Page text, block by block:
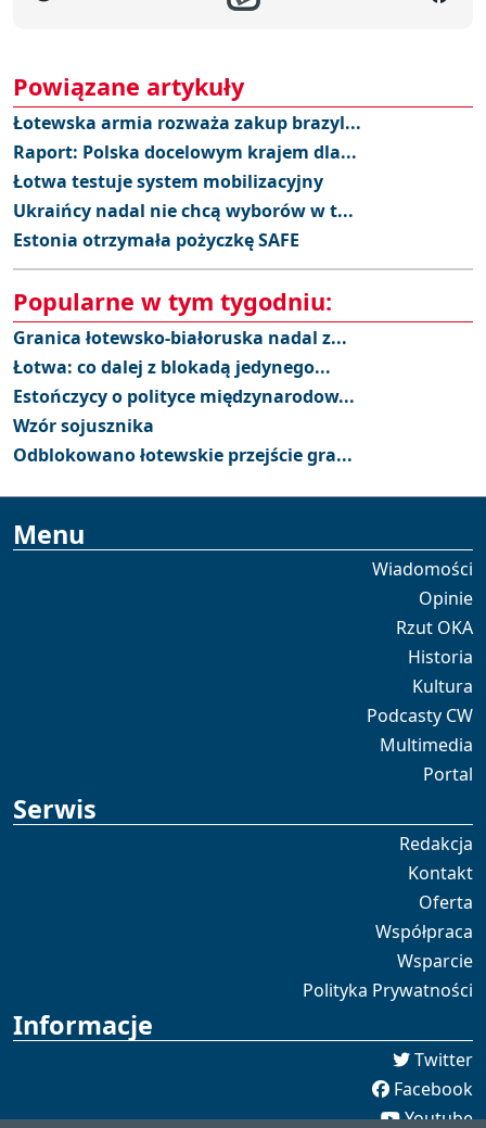
Powiązane artykuły
Łotewska armia rozważa zakup brazyl...
Raport: Polska docelowym krajem dla...
Łotwa testuje system mobilizacyjny
Ukraińcy nadal nie chcą wyborów w t...
Estonia otrzymała pożyczkę SAFE
Popularne w tym tygodniu:
Granica łotewsko-białoruska nadal z...
Łotwa: co dalej z blokadą jedynego...
Estończycy o polityce międzynarodow...
Wzór sojusznika
Odblokowano łotewskie przejście gra...
Menu
Wiadomości
Opinie
Rzut OKA
Historia
Kultura
Podcasty CW
Multimedia
Portal
Serwis
Redakcja
Kontakt
Oferta
Współpraca
Wsparcie
Polityka Prywatności
Informacje
Twitter
Facebook
Youtube